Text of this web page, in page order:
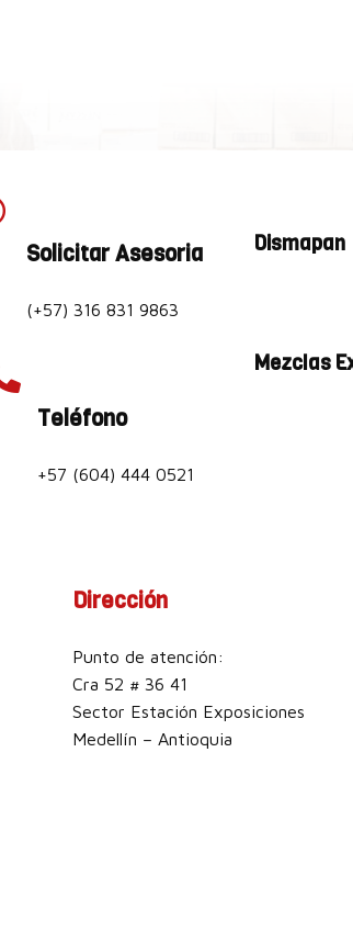
Solicitar Asesoria
(+57) 316 831 9863
Teléfono
+57 (604) 444 0521
Dismapan
Mezclas
Dirección
Punto de atención:
Cra 52 # 36 41
Sector Estación Exposiciones
Medellín – Antioquia